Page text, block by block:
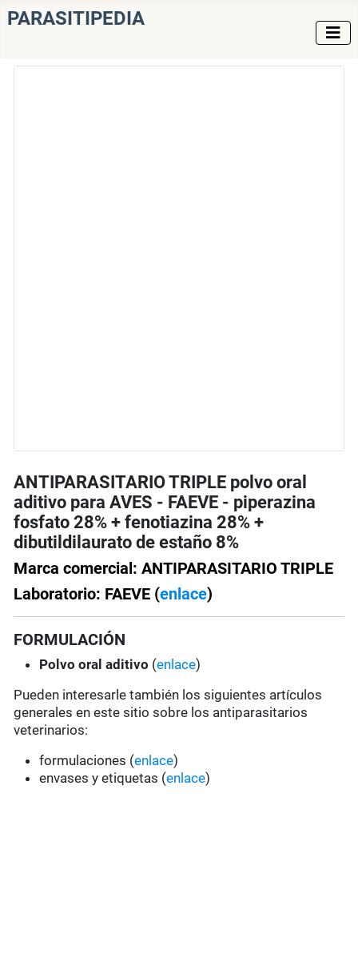
PARASITIPEDIA
ANTIPARASITARIO TRIPLE polvo oral
aditivo para AVES - FAEVE - piperazina
fosfato 28% + fenotiazina 28% +
dibutildilaurato de estaño 8%
Marca comercial: ANTIPARASITARIO TRIPLE
Laboratorio: FAEVE (enlace)
FORMULACIÓN
Polvo oral aditivo (enlace)
Pueden interesarle también los siguientes artículos
generales en este sitio sobre los antiparasitarios
veterinarios:
formulaciones (enlace)
envases y etiquetas (enlace)